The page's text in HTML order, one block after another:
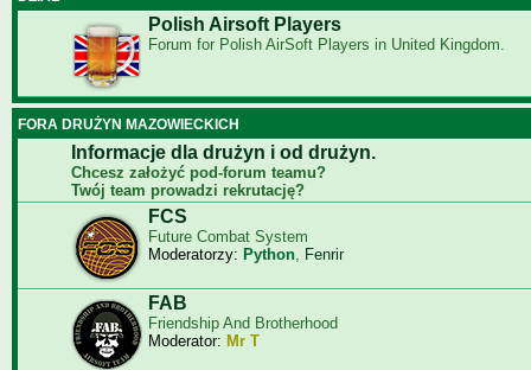
Polish Airsoft Players
Forum for Polish AirSoft Players in United Kingdom.
FORA DRUŻYN MAZOWIECKICH
Informacje dla drużyn i od drużyn.
Chcesz założyć pod-forum teamu?
Twój team prowadzi rekrutację?
FCS
Future Combat System
Moderatorzy: Python, Fenrir
FAB
Friendship And Brotherhood
Moderator: Mr T